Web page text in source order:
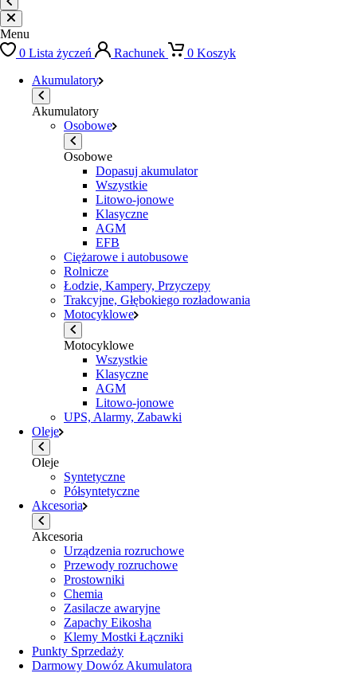
Menu
0 Lista życzeń Rachunek 0 Koszyk
Akumulatory
Akumulatory
Osobowe
Osobowe
Dopasuj akumulator
Wszystkie
Litowo-jonowe
Klasyczne
AGM
EFB
Ciężarowe i autobusowe
Rolnicze
Łodzie, Kampery, Przyczepy
Trakcyjne, Głębokiego rozładowania
Motocyklowe
Motocyklowe
Wszystkie
Klasyczne
AGM
Litowo-jonowe
UPS, Alarmy, Zabawki
Oleje
Oleje
Syntetyczne
Półsyntetyczne
Akcesoria
Akcesoria
Urządzenia rozruchowe
Przewody rozruchowe
Prostowniki
Chemia
Zasilacze awaryjne
Zapachy Eikosha
Klemy Mostki Łączniki
Punkty Sprzedaży
Darmowy Dowóz Akumulatora